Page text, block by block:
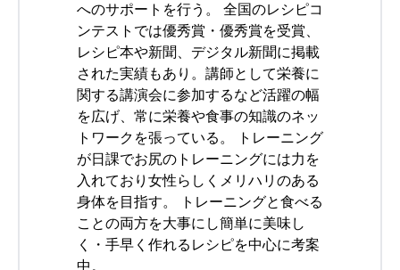
へのサポートを行う。 全国のレシピコ
ンテストでは優秀賞・優秀賞を受賞、
レシピ本や新聞、デジタル新聞に掲載
された実績もあり。講師として栄養に
関する講演会に参加するなど活躍の幅
を広げ、常に栄養や食事の知識のネッ
トワークを張っている。 トレーニング
が日課でお尻のトレーニングには力を
入れており女性らしくメリハリのある
身体を目指す。 トレーニングと食べる
ことの両方を大事にし簡単に美味し
く・手早く作れるレシピを中心に考案
中。